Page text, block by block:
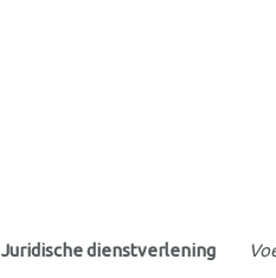
Juridische dienstverlening